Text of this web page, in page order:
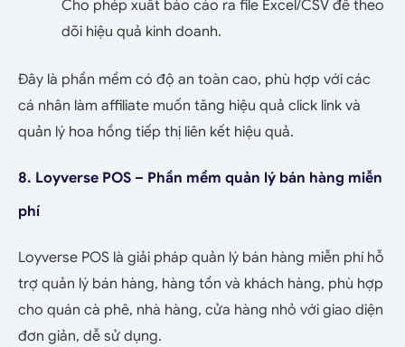
Cho phép xuất báo cáo ra file Excel/CSV để theo
dõi hiệu quả kinh doanh.
Đây là phần mềm có độ an toàn cao, phù hợp với các
cá nhân làm affiliate muốn tăng hiệu quả click link và
quản lý hoa hồng tiếp thị liên kết hiệu quả.
8. Loyverse POS – Phần mềm quản lý bán hàng miễn
phí
Loyverse POS là giải pháp quản lý bán hàng miễn phí hỗ
trợ quản lý bán hàng, hàng tồn và khách hàng, phù hợp
cho quán cà phê, nhà hàng, cửa hàng nhỏ với giao diện
đơn giản, dễ sử dụng.